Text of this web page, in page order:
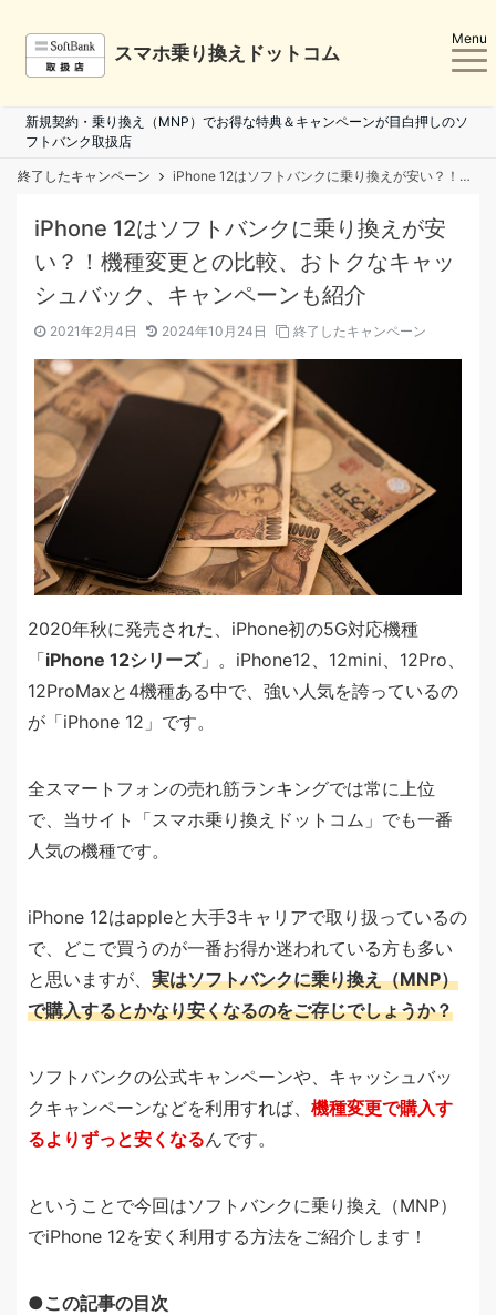
スマホ乗り換えドットコム
Menu
新規契約・乗り換え（MNP）でお得な特典＆キャンペーンが目白押しのソ
フトバンク取扱店
終了したキャンペーン iPhone 12はソフトバンクに乗り換えが安い？！機種変更との比較、おトクなキャッシュバック、キャンペーンも紹介
iPhone 12はソフトバンクに乗り換えが安
い？！機種変更との比較、おトクなキャッ
シュバック、キャンペーンも紹介
2021年2月4日 2024年10月24日 終了したキャンペーン
2020年秋に発売された、iPhone初の5G対応機種
「iPhone 12シリーズ」。iPhone12、12mini、12Pro、
12ProMaxと4機種ある中で、強い人気を誇っているの
が「iPhone 12」です。
全スマートフォンの売れ筋ランキングでは常に上位
で、当サイト「スマホ乗り換えドットコム」でも一番
人気の機種です。
iPhone 12はappleと大手3キャリアで取り扱っているの
で、どこで買うのが一番お得か迷われている方も多い
と思いますが、 実はソフトバンクに乗り換え（MNP）
で購入するとかなり安くなるのをご存じでしょうか？
ソフトバンクの公式キャンペーンや、キャッシュバッ
クキャンペーンなどを利用すれば、 機種変更で購入す
るよりずっと安くなるんです。
ということで今回はソフトバンクに乗り換え（MNP）
でiPhone 12を安く利用する方法をご紹介します！
この記事の目次